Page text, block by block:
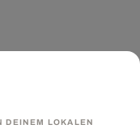
DEINEM LOKALEN